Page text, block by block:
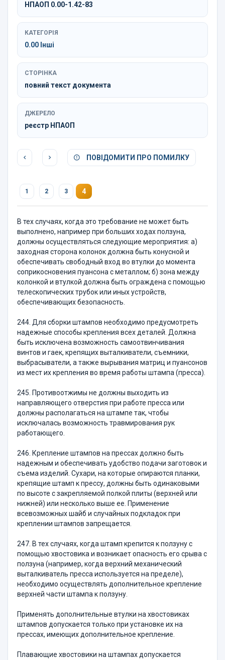
НПАОП 0.00-1.42-83
КАТЕГОРІЯ
0.00 Інші
СТОРІНКА
повний текст документа
ДЖЕРЕЛО
реєстр НПАОП
ПОВІДОМИТИ ПРО ПОМИЛКУ
1 2 3 4
В тех случаях, когда это требование не может быть
выполнено, например при больших ходах ползуна,
должны осуществляться следующие мероприятия: а)
заходная сторона колонок должна быть конусной и
обеспечивать свободный вход во втулки до момента
соприкосновения пуансона с металлом; б) зона между
колонкой и втулкой должна быть ограждена с помощью
телескопических трубок или иных устройств,
обеспечивающих безопасность.
244. Для сборки штампов необходимо предусмотреть
надежные способы крепления всех деталей. Должна
быть исключена возможность самоотвинчивания
винтов и гаек, крепящих выталкиватели, съемники,
выбрасыватели, а также вырывания матриц и пуансонов
из мест их крепления во время работы штампа (пресса).
245. Противоотжимы не должны выходить из
направляющего отверстия при работе пресса или
должны располагаться на штампе так, чтобы
исключалась возможность травмирования рук
работающего.
246. Крепление штампов на прессах должно быть
надежным и обеспечивать удобство подачи заготовок и
съема изделий. Сухари, на которые опираются планки,
крепящие штамп к прессу, должны быть одинаковыми
по высоте с закрепляемой полкой плиты (верхней или
нижней) или несколько выше ее. Применение
всевозможных шайб и случайных подкладок при
креплении штампов запрещается.
247. В тех случаях, когда штамп крепится к ползуну с
помощью хвостовика и возникает опасность его срыва с
ползуна (например, когда верхний механический
выталкиватель пресса используется на пределе),
необходимо осуществлять дополнительное крепление
верхней части штампа к ползуну.
Применять дополнительные втулки на хвостовиках
штампов допускается только при установке их на
прессах, имеющих дополнительное крепление.
Плавающие хвостовики на штампах допускается